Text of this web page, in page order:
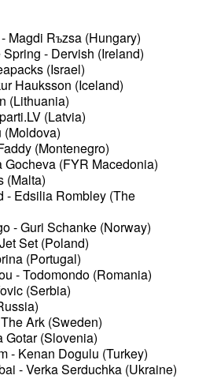
Magdi Rъzsa (Hungary)
- Dervish (Ireland)
(Israel)
Hauksson (Iceland)
(Lithuania)
(Latvia)
(Moldova)
(Montenegro)
(FYR Macedonia)
(Malta)
- Edsilia Rombley (The
- Guri Schanke (Norway)
Set (Poland)
(Portugal)
- Todomondo (Romania)
(Serbia)
Ark (Sweden)
Gotar (Slovenia)
- Kenan Dogulu (Turkey)
- Verka Serduchka (Ukraine)